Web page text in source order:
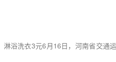
浴洗衣3元6月16日，河南省交通